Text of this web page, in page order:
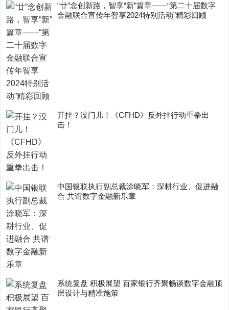
“廿”念创新路，智享“新”篇章——“第二十届数字
金融联合宣传年智享2024特别活动”精彩回顾
开挂？没门儿！《CFHD》反外挂行动重拳出
击！
中国银联执行副总裁涂晓军：深耕行业、促进融
合 共谱数字金融新乐章
系统复盘 积极展望 百家银行齐聚畅谈数字金融顶
层设计与精准施策